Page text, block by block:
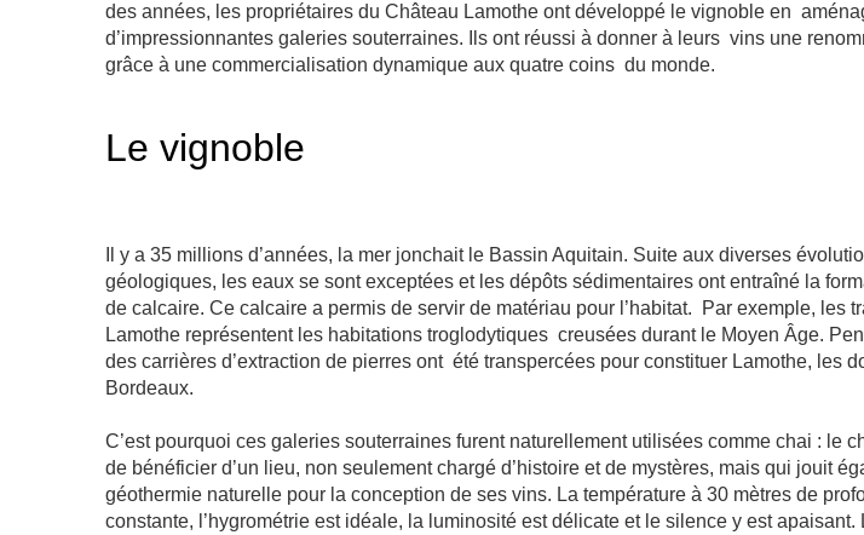
des années, les propriétaires du Château Lamothe ont développé le vignoble en
d’impressionnantes galeries souterraines. Ils ont réussi à donner à leurs vins une
grâce à une commercialisation dynamique aux quatre coins du monde.
Le vignoble
Il y a 35 millions d’années, la mer jonchait le Bassin Aquitain. Suite aux diverses
géologiques, les eaux se sont exceptées et les dépôts sédimentaires ont entraîné la
de calcaire. Ce calcaire a permis de servir de matériau pour l’habitat. Par exemple, les
Lamothe représentent les habitations troglodytiques creusées durant le Moyen Âge.
des carrières d’extraction de pierres ont été transpercées pour constituer Lamothe, les
Bordeaux.
C’est pourquoi ces galeries souterraines furent naturellement utilisées comme chai : le
de bénéficier d’un lieu, non seulement chargé d’histoire et de mystères, mais qui jouit
géothermie naturelle pour la conception de ses vins. La température à 30 mètres de
constante, l’hygrométrie est idéale, la luminosité est délicate et le silence y est